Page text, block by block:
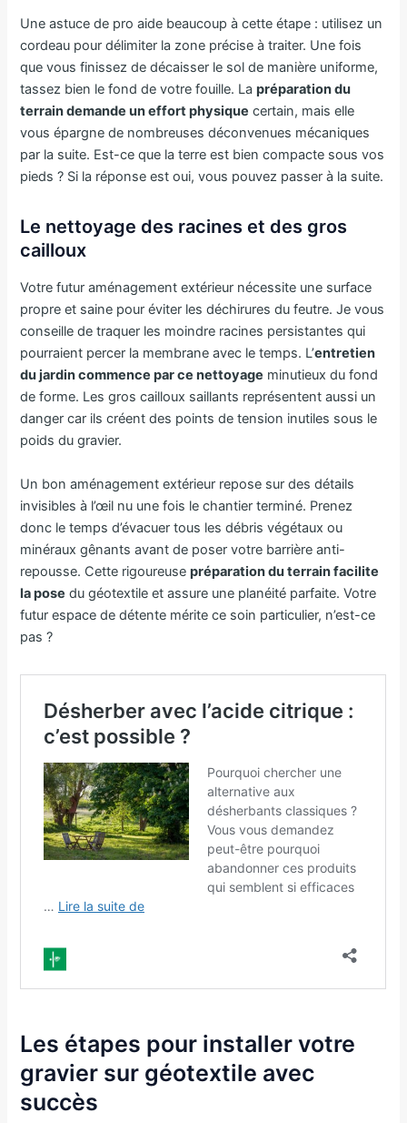
Une astuce de pro aide beaucoup à cette étape : utilisez un
cordeau pour délimiter la zone précise à traiter. Une fois
que vous finissez de décaisser le sol de manière uniforme,
tassez bien le fond de votre fouille. Lapréparation du
terrain demande un effort physique certain, mais elle
vous épargne de nombreuses déconvenues mécaniques
par la suite. Est-ce que la terre est bien compacte sous vos
pieds ? Si la réponse est oui, vous pouvez passer à la suite.
Le nettoyage des racines et des gros
cailloux
Votre futur aménagement extérieur nécessite une surface
propre et saine pour éviter les déchirures du feutre. Je vous
conseille de traquer les moindre racines persistantes qui
pourraient percer la membrane avec le temps. L’entretien
du jardin commence par ce nettoyage minutieux du fond
de forme. Les gros cailloux saillants représentent aussi un
danger car ils créent des points de tension inutiles sous le
poids du gravier.
Un bon aménagement extérieur repose sur des détails
invisibles à l’œil nu une fois le chantier terminé. Prenez
donc le temps d’évacuer tous les débris végétaux ou
minéraux gênants avant de poser votre barrière anti-
repousse. Cette rigoureusepréparation du terrain facilite
la pose du géotextile et assure une planéité parfaite. Votre
futur espace de détente mérite ce soin particulier, n’est-ce
pas ?
Les étapes pour installer votre
gravier sur géotextile avec
succès